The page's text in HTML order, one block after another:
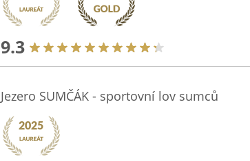
9.3
Jezero SUMČÁK - sportovní lov sumců